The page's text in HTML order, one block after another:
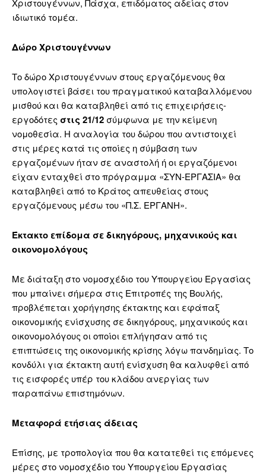
Χριστουγέννων, Πάσχα, επιδόματος αδείας στον
ιδιωτικό τομέα.
Δώρο Χριστουγέννων
Το δώρο Χριστουγέννων στους εργαζόμενους θα
υπολογιστεί βάσει του πραγματικού καταβαλλόμενου
μισθού και θα καταβληθεί από τις επιχειρήσεις-
εργοδότες στις 21/12 σύμφωνα με την κείμενη
νομοθεσία. Η αναλογία του δώρου που αντιστοιχεί
στις μέρες κατά τις οποίες η σύμβαση των
εργαζομένων ήταν σε αναστολή ή οι εργαζόμενοι
είχαν ενταχθεί στο πρόγραμμα «ΣΥΝ-ΕΡΓΑΣΙΑ» θα
καταβληθεί από το Κράτος απευθείας στους
εργαζόμενους μέσω του «Π.Σ. ΕΡΓΑΝΗ».
Έκτακτο επίδομα σε δικηγόρους, μηχανικούς και
οικονομολόγους
Με διάταξη στο νομοσχέδιο του Υπουργείου Εργασίας
που μπαίνει σήμερα στις Επιτροπές της Βουλής,
προβλέπεται χορήγησης έκτακτης και εφάπαξ
οικονομικής ενίσχυσης σε δικηγόρους, μηχανικούς και
οικονομολόγους οι οποίοι επλήγησαν από τις
επιπτώσεις της οικονομικής κρίσης λόγω πανδημίας. Το
κονδύλι για έκτακτη αυτή ενίσχυση θα καλυφθεί από
τις εισφορές υπέρ του κλάδου ανεργίας των
παραπάνω επιστημόνων.
Μεταφορά ετήσιας άδειας
Επίσης, με τροπολογία που θα κατατεθεί τις επόμενες
μέρες στο νομοσχέδιο του Υπουργείου Εργασίας